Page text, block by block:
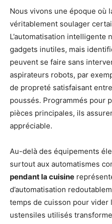
Nous vivons une époque où
véritablement soulager
L’automatisation
gadgets inutiles, mais
peuvent se faire sans
aspirateurs robots, par
de propreté satisfaisant
poussés. Programmés pour
pièces principales, ils
appréciable.
Au-delà des équipements
surtout aux automatismes
pendant la cuisine
d’automatisation
temps de cuisson pour
ustensiles utilisés